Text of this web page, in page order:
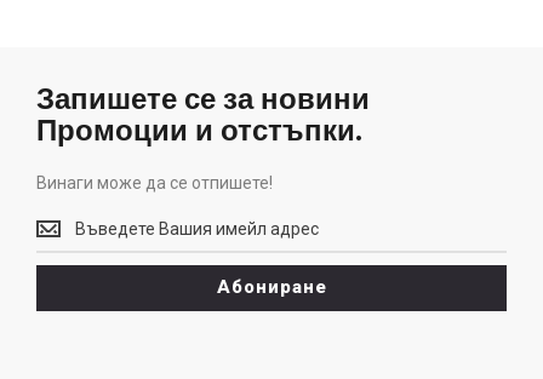
Запишете се за новини
Промоции и отстъпки.
Винаги може да се отпишете!
Винаги
може
да
отпишете!
Абониране